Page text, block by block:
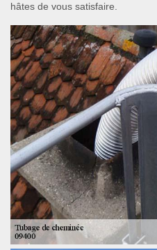
hâtes de vous satisfaire.